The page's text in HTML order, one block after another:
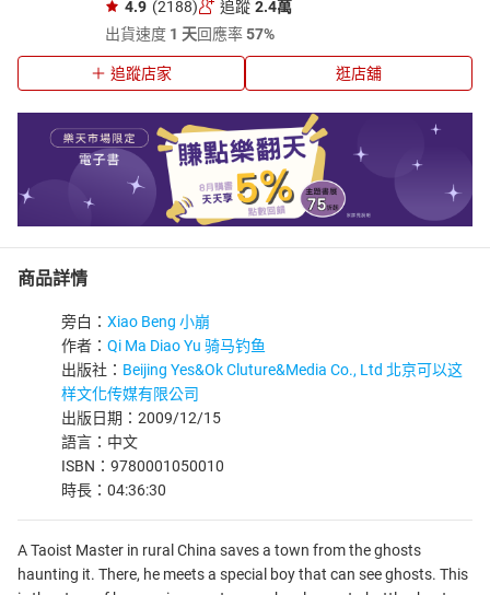
4.9 (2188) 追蹤 2.4萬
出貨速度 1 天回應率57%
追蹤店家 逛店舖
商品詳情
旁白： Xiao Beng 小崩
作者： Qi Ma Diao Yu 骑马钓鱼
出版社： Beijing Yes&Ok Cluture&Media Co., Ltd 北京可以这
样文化传媒有限公司
出版日期：2009/12/15
語言：中文
ISBN：9780001050010
時長：04:36:30
A Taoist Master in rural China saves a town from the ghosts
haunting it. There, he meets a special boy that can see ghosts. This